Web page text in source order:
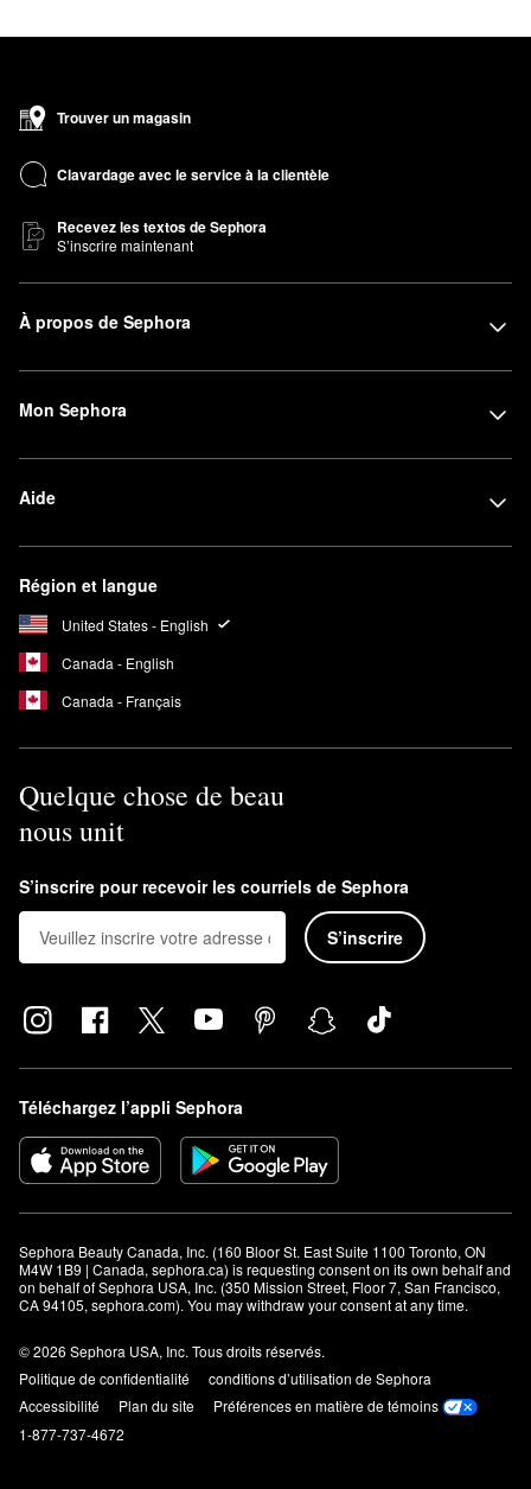
Trouver un magasin
Clavardage avec le service à la clientèle
Recevez les textos de Sephora
S’inscrire maintenant
À propos de Sephora
Mon Sephora
Aide
Région et langue
United States - English
Canada - English
Canada - Français
Quelque chose de beau
nous unit
S’inscrire pour recevoir les courriels de Sephora
S’inscrire
Téléchargez l’appli Sephora
Sephora Beauty Canada, Inc. (160 Bloor St. East Suite 1100 Toronto, ON
M4W 1B9 | Canada, sephora.ca) is requesting consent on its own behalf and
on behalf of Sephora USA, Inc. (350 Mission Street, Floor 7, San Francisco,
CA 94105, sephora.com). You may withdraw your consent at any time.
© 2026 Sephora USA, Inc. Tous droits réservés.
Politique de confidentialité
conditions d’utilisation de Sephora
Accessibilité
Plan du site
Préférences en matière de témoins
1-877-737-4672